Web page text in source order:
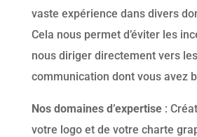
vaste expérience dans divers
Cela nous permet d’éviter les
nous diriger directement vers
communication dont vous avez
Nos domaines d’expertise:
votre logo et de votre charte